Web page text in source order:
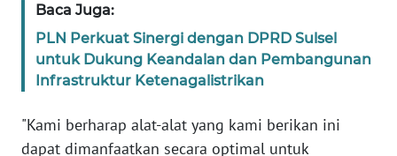
Baca Juga:
PLN Perkuat Sinergi dengan DPRD Sulsel
untuk Dukung Keandalan dan Pembangunan
Infrastruktur Ketenagalistrikan
"Kami berharap alat-alat yang kami berikan ini
dapat dimanfaatkan secara optimal untuk
JATENG
WN